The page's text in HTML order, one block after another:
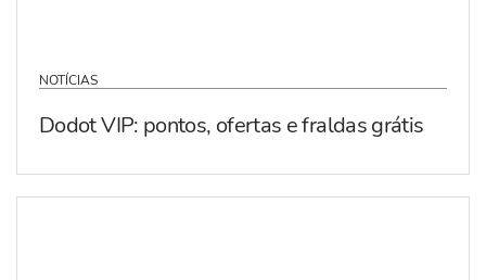
NOTÍCIAS
Dodot VIP: pontos, ofertas e fraldas grátis